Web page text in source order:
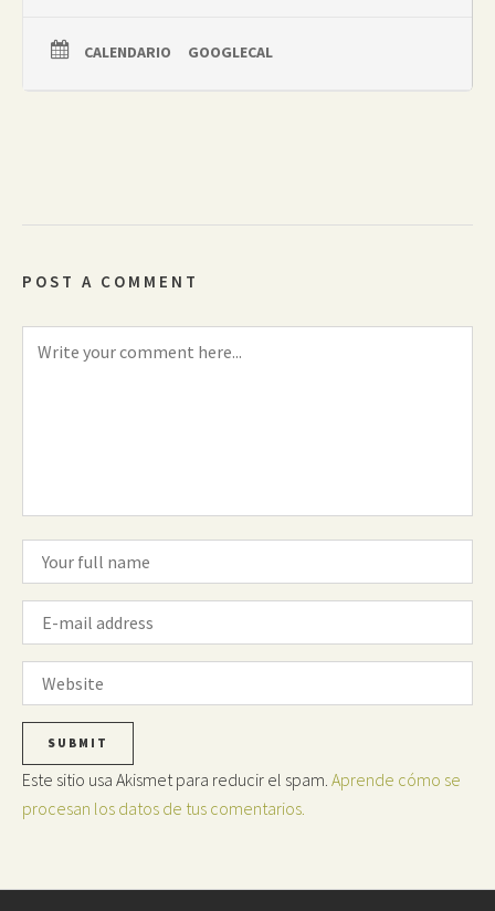
CALENDARIO GOOGLECAL
POST A COMMENT
Este sitio usa Akismet para reducir el spam. Aprende cómo se
procesan los datos de tus comentarios.